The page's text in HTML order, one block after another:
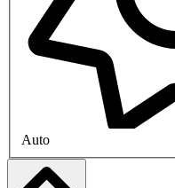
Auto